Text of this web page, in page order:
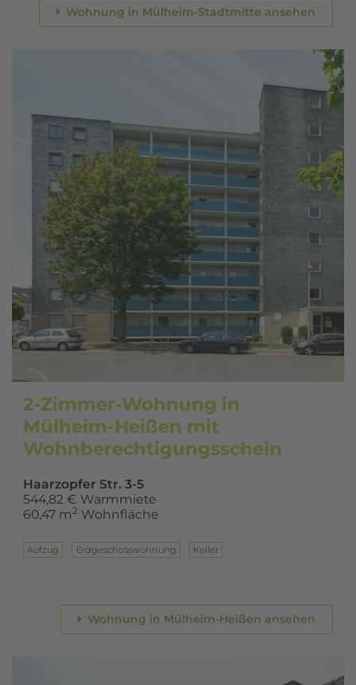
Wohnung in Mülheim-Stadtmitte ansehen
2-Zimmer-Wohnung in
Mülheim-Heißen mit
Wohnberechtigungsschein
Haarzopfer Str. 3-5
544,82 € Warmmiete
60,47 m2 Wohnfläche
Aufzug Erd­ge­schoss­woh­nung Keller
Wohnung in Mülheim-Heißen ansehen